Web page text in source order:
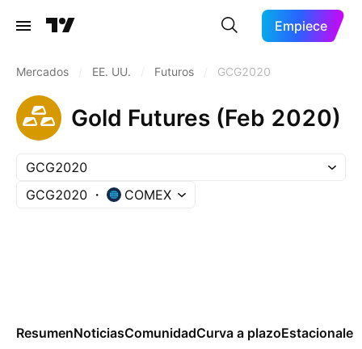
Empiece
Mercados EE. UU. Futuros GCG2020
Gold Futures (Feb 2020)
GCG2020
GCG2020
COMEX
ResumenNoticiasComunidadCurva a plazoEstacionales